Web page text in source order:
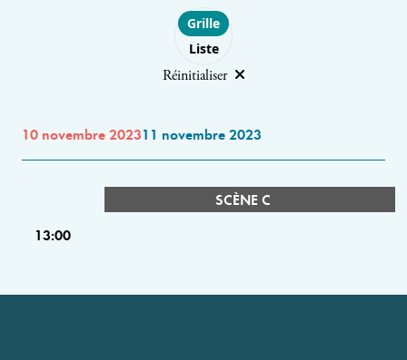
Choose layout
Grille
Liste
Réinitialiser
10 novembre 202311 novembre 2023
SCÈNE C
13:00